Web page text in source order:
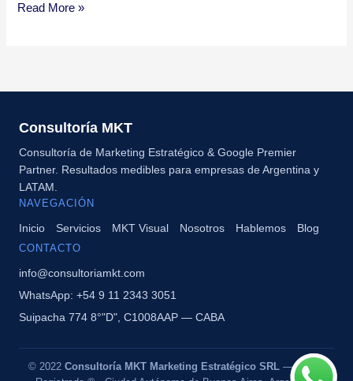
Read More »
Consultoría MKT
Consultoría de Marketing Estratégico & Google Premier
Partner. Resultados medibles para empresas de Argentina y
LATAM.
NAVEGACIÓN
Inicio Servicios MKT Visual Nosotros Hablemos Blog
CONTACTO
info@consultoriamkt.com
WhatsApp: +54 9 11 2343 3051
Suipacha 774 8°"D", C1008AAP — CABA
© 2022 Consultoría MKT Marketing Estratégico SRL — Marca